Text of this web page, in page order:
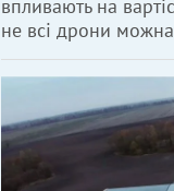
впливають на
не всі дрони